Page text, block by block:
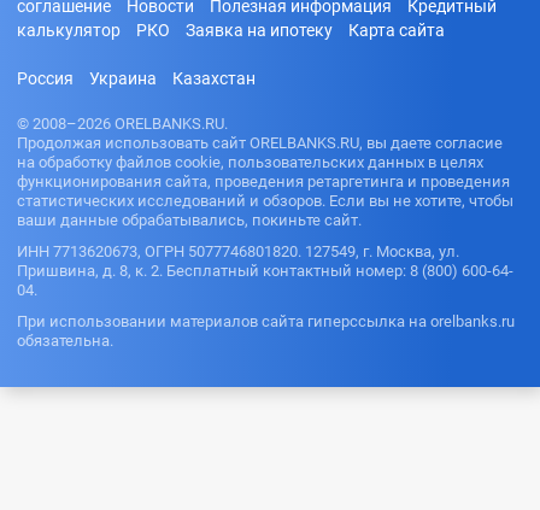
соглашение
Новости Полезная информация
Кредитный
калькулятор
РКО Заявка на ипотеку Карта сайта
Россия Украина Казахстан
© 2008–2026 ORELBANKS.RU.
Продолжая использовать сайт ORELBANKS.RU, вы даете согласие
на обработку файлов cookie, пользовательских данных в целях
функционирования сайта, проведения ретаргетинга и проведения
статистических исследований и обзоров. Если вы не хотите, чтобы
ваши данные обрабатывались, покиньте сайт.
ИНН 7713620673, ОГРН 5077746801820. 127549, г. Москва, ул.
Пришвина, д. 8, к. 2. Бесплатный контактный номер: 8 (800) 600-64-
04.
При использовании материалов сайта гиперссылка на orelbanks.ru
обязательна.